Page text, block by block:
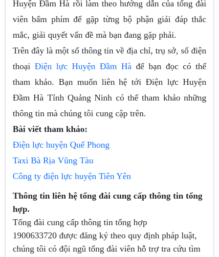
Huyện Đầm Hà rồi làm theo hướng dẫn của tổng đài
viên bấm phím để gặp từng bộ phận giải đáp thắc
mắc, giải quyết vấn đề mà bạn đang gặp phải.
Trên đây là một số thông tin về địa chỉ, trụ sở, số điện
thoại Điện lực Huyện Đầm Hà để bạn đọc có thể
tham khảo. Bạn muốn liên hệ tới Điện lực Huyện
Đầm Hà Tỉnh Quảng Ninh có thể tham khảo những
thông tin mà chúng tôi cung cập trên.
Bài viết tham khảo:
Điện lực huyện Quế Phong
Taxi Bà Rịa Vũng Tàu
Công ty điện lực huyện Tiên Yên
Thông tin liên hệ tổng đài cung cấp thông tin tổng
hợp.
Tổng đài cung cấp thông tin tổng hợp
1900633720 được đăng ký theo quy định pháp luật,
chúng tôi có đội ngũ tổng đài viên hỗ trợ tra cứu tìm